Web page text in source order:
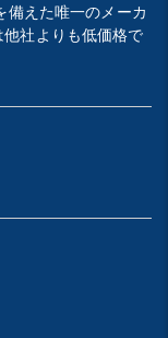
備えた唯一のメーカ
社よりも低価格で